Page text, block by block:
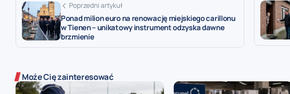
Poprzedni artykuł
Ponad milion euro na renowację miejskiego carillonu
w Tienen – unikatowy instrument odzyska dawne
brzmienie
Może Cię zainteresować